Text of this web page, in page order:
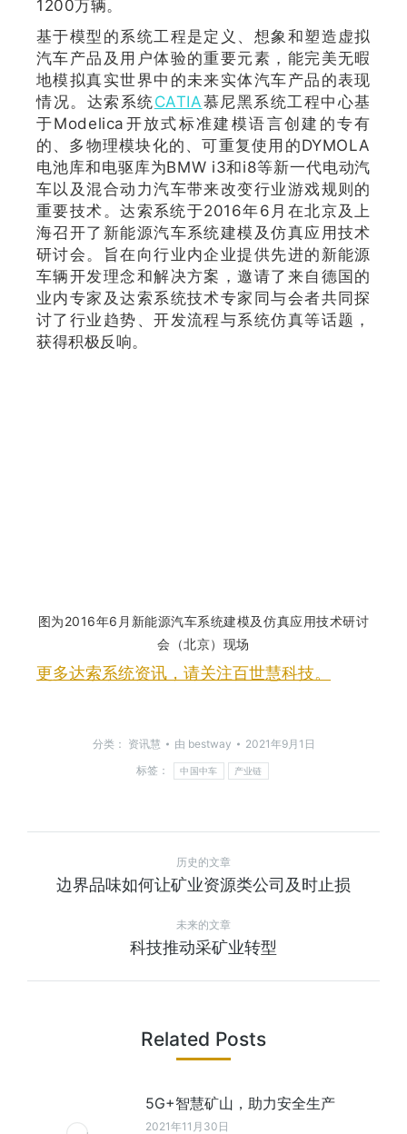
1200万辆。
基于模型的系统工程是定义、想象和塑造虚拟
汽车产品及用户体验的重要元素，能完美无暇
地模拟真实世界中的未来实体汽车产品的表现
情况。达索系统CATIA慕尼黑系统工程中心基
于Modelica开放式标准建模语言创建的专有
的、多物理模块化的、可重复使用的DYMOLA
电池库和电驱库为BMW i3和i8等新一代电动汽
车以及混合动力汽车带来改变行业游戏规则的
重要技术。达索系统于2016年6月在北京及上
海召开了新能源汽车系统建模及仿真应用技术
研讨会。旨在向行业内企业提供先进的新能源
车辆开发理念和解决方案，邀请了来自德国的
业内专家及达索系统技术专家同与会者共同探
讨了行业趋势、开发流程与系统仿真等话题，
获得积极反响。
图为2016年6月新能源汽车系统建模及仿真应用技术研讨
会（北京）现场
更多达索系统资讯，请关注百世慧科技。
分类： 资讯慧 由 bestway
2021年9月1日
标签：
中国中车 产业链
历史的文章
边界品味如何让矿业资源类公司及时止损
未来的文章
科技推动采矿业转型
Related Posts
5G+智慧矿山，助力安全生产
2021年11月30日